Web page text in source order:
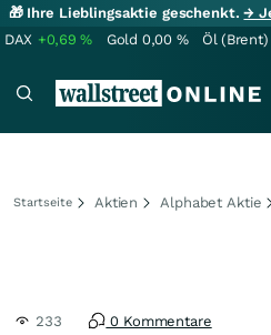
🎁 Ihre Lieblingsaktie geschenkt.→
DAX +0,69% Gold 0,00 % Öl (Brent)
Startseite Aktien Alphabet Aktie
233 0 Kommentare